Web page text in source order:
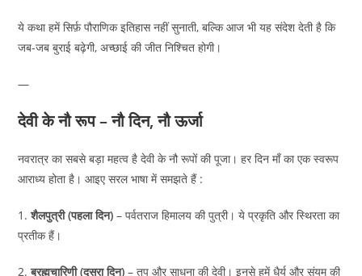
ये कथा हमें सिर्फ़ पौराणिक इतिहास नहीं सुनाती, बल्कि आज भी यह संदेश देती है कि
जब-जब बुराई बढ़ेगी, अच्छाई की जीत निश्चित होगी।
—
देवी के नौ रूप – नौ दिन, नौ ऊर्जा
नवरात्र का सबसे बड़ा महत्व है देवी के नौ रूपों की पूजा। हर दिन माँ का एक स्वरूप
आराध्य होता है। आइए सरल भाषा में समझते हैं :
1. शैलपुत्री (पहला दिन) – पर्वतराज हिमालय की पुत्री। ये प्रकृति और स्थिरता का
प्रतीक हैं।
2.ब्रह्मचारिणी (दूसरा दिन) – तप और साधना की देवी। इनसे हमें धैर्य और संयम की